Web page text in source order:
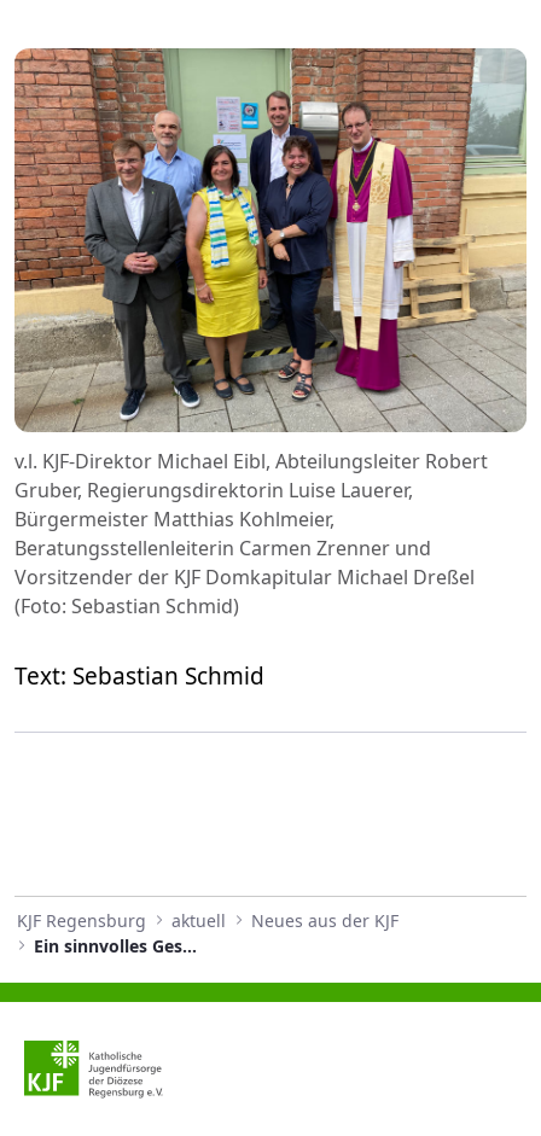
v.l. KJF-Direktor Michael Eibl, Abteilungsleiter Robert
Gruber, Regierungsdirektorin Luise Lauerer,
Bürgermeister Matthias Kohlmeier,
Beratungsstellenleiterin Carmen Zrenner und
Vorsitzender der KJF Domkapitular Michael Dreßel
(Foto: Sebastian Schmid)
Text: Sebastian Schmid
KJF Regensburg aktuell
Neues aus der KJF
Ein sinnvolles Gesamtkonzept zum Wohle der Familien